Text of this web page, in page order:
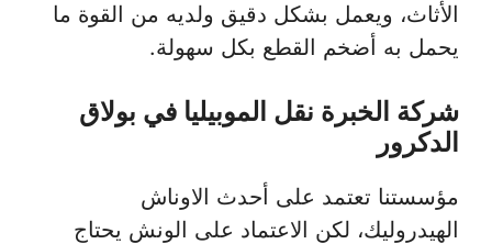
الأثاث، ويعمل بشكل دقيق ولديه من القوة ما
يحمل به أضخم القطع بكل سهولة.
شركة الخبرة نقل الموبيليا في بولاق
الدكرور
مؤسستنا تعتمد على أحدث الاوناش
الهيدروليك، لكن الاعتماد على الونش يحتاج